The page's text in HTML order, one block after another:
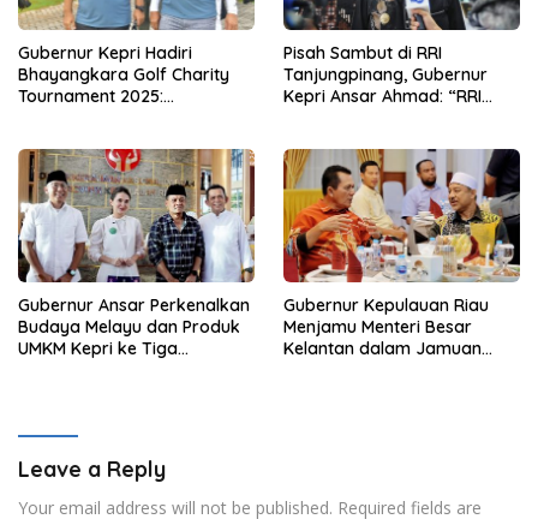
Gubernur Kepri Hadiri
Bhayangkara Golf Charity
Tournament 2025:
Pisah Sambut di RRI
Tanjungpinang, Gubernur
Kepri Ansar Ahmad: “RRI
Gubernur Ansar Perkenalkan
Budaya Melayu dan Produk
UMKM Kepri ke Tiga
Gubernur Kepulauan Riau
Menjamu Menteri Besar
Kelantan dalam Jamuan
Leave a Reply
Your email address will not be published. Required fields are